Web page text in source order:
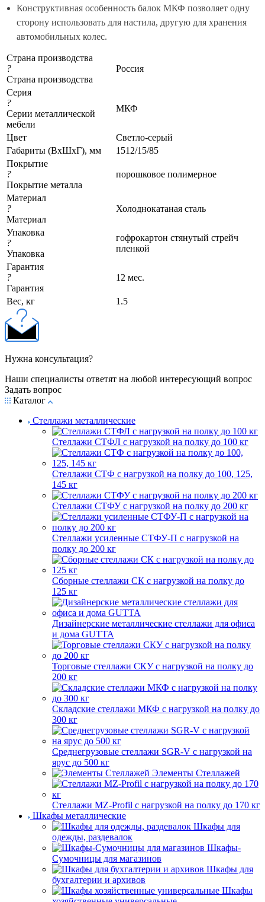
Конструктивная особенность балок МКФ позволяет одну
сторону использовать для настила, другую для хранения
автомобильных колес.
Страна производства
?
Страна производства
Россия
Серия
?
Серии металлической
мебели
МКФ
Цвет
Светло-серый
Габариты (ВхШхГ), мм
1512/15/85
Покрытие
?
Покрытие металла
порошковое полимерное
Материал
?
Материал
Холоднокатаная сталь
Упаковка
?
Упаковка
гофрокартон стянутый стрейч
пленкой
Гарантия
?
Гарантия
12 мес.
Вес, кг 1.5
Нужна консультация?
Наши специалисты ответят на любой интересующий вопрос
Задать вопрос
Каталог
Стеллажи металлические
Стеллажи СТФЛ с нагрузкой на полку до 100 кг
Стеллажи СТФ с нагрузкой на полку до 100, 125,
145 кг
Стеллажи СТФУ с нагрузкой на полку до 200 кг
Стеллажи усиленные СТФУ-П с нагрузкой на
полку до 200 кг
Сборные стеллажи СК с нагрузкой на полку до
125 кг
Дизайнерские металлические стеллажи для офиса
и дома GUTTA
Торговые стеллажи СКУ с нагрузкой на полку до
200 кг
Складские стеллажи МКФ с нагрузкой на полку до
300 кг
Среднегрузовые стеллажи SGR-V с нагрузкой на
ярус до 500 кг
Элементы Стеллажей
Стеллажи MZ-Profil с нагрузкой на полку до 170 кг
Шкафы металлические
Шкафы для
одежды, раздевалок
Шкафы-
Сумочницы для магазинов
Шкафы для
бухгалтерии и архивов
Шкафы